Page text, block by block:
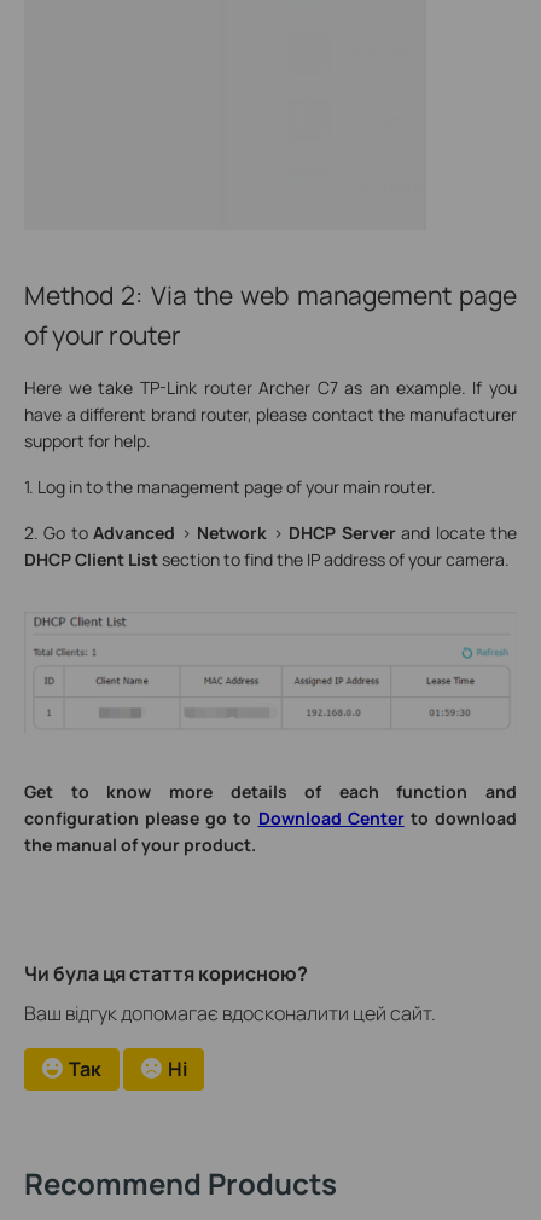
Method 2: Via the web management page
of your router
Here we take TP-Link router Archer C7 as an example. If you
have a different brand router, please contact the manufacturer
support for help.
1. Log in to the management page of your main router.
2. Go toAdvanced > Network > DHCP Serverand locate the
DHCP Client Listsection to find the IP address of your camera.
Get to know more details of each function and
configuration please go to Download Centerto download
the manual of your product.
Чи була ця стаття корисною?
Ваш відгук допомагає вдосконалити цей сайт.
Так Ні
Recommend Products